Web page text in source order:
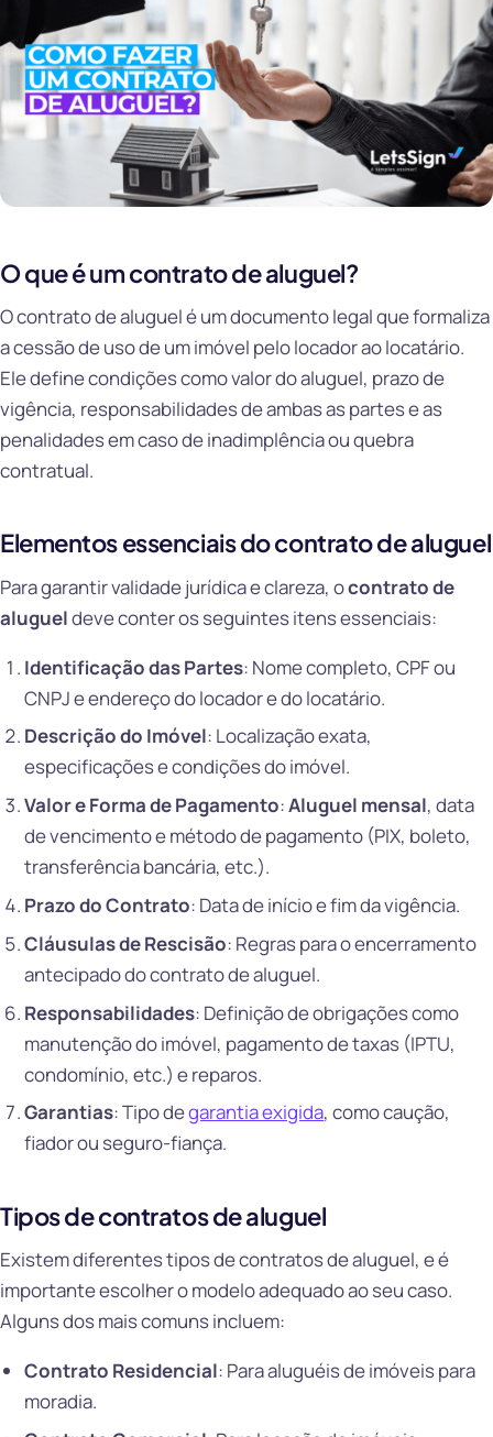
O que é um contrato de aluguel?
O contrato de aluguel é um documento legal que formaliza
a cessão de uso de um imóvel pelo locador ao locatário.
Ele define condições como valor do aluguel, prazo de
vigência, responsabilidades de ambas as partes e as
penalidades em caso de inadimplência ou quebra
contratual.
Elementos essenciais do contrato de aluguel
Para garantir validade jurídica e clareza, ocontrato de
alugueldeve conter os seguintes itens essenciais:
Identificação das Partes: Nome completo, CPF ou
CNPJ e endereço do locador e do locatário.
Descrição do Imóvel: Localização exata,
especificações e condições do imóvel.
Valor e Forma de Pagamento:Aluguel mensal, data
de vencimento e método de pagamento (PIX, boleto,
transferência bancária, etc.).
Prazo do Contrato: Data de início e fim da vigência.
Cláusulas de Rescisão: Regras para o encerramento
antecipado do contrato de aluguel.
Responsabilidades: Definição de obrigações como
manutenção do imóvel, pagamento de taxas (IPTU,
condomínio, etc.) e reparos.
Garantias: Tipo degarantia exigida, como caução,
fiador ou seguro-fiança.
Tipos de contratos de aluguel
Existem diferentes tipos de contratos de aluguel, e é
importante escolher o modelo adequado ao seu caso.
Alguns dos mais comuns incluem:
Contrato Residencial: Para aluguéis de imóveis para
moradia.